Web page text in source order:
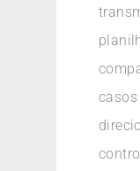
casos